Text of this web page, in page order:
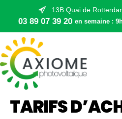
13B Quai de
03 89 07 39 20 en semaine :
TARIFS